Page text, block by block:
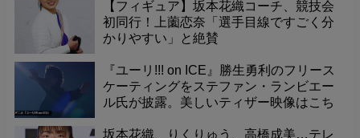
【フィギュア】坂本花織コーチ、競技会
初同行！上薗恋奈「選手目線ですごく分
かりやすい」と絶賛
『ユーリ!!! on ICE』勝生勇利のフリース
ケーティングをステファン・ランビエー
ル氏が披露。美しいティザー映像はこち
シングル銀メダリスト。宇野昌磨氏や島
坂本花織、りくりゅう、高橋成美…テレ